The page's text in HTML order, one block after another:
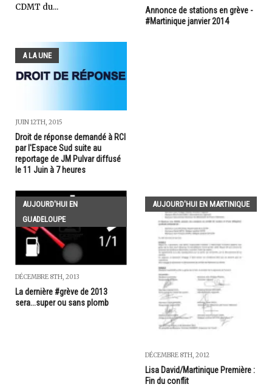
CDMT du...
Annonce de stations en grève -
#Martinique janvier 2014
A LA UNE
JUIN 12TH, 2015
Droit de réponse demandé à RCI
par l'Espace Sud suite au
reportage de JM Pulvar diffusé
le 11 Juin à 7 heures
AUJOURD'HUI EN
GUADELOUPE
DÉCEMBRE 8TH, 2013
La dernière #grève de 2013
sera...super ou sans plomb
AUJOURD'HUI EN MARTINIQUE
DÉCEMBRE 8TH, 2012
Lisa David/Martinique Première :
Fin du conflit